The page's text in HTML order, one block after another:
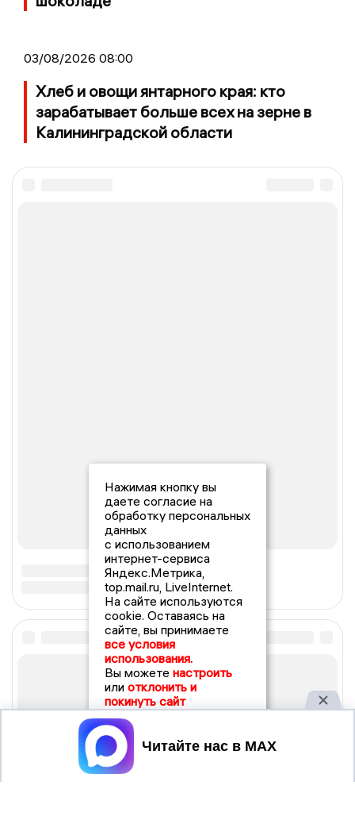
03/08/2026 08:00
Хлеб и овощи янтарного края: кто
зарабатывает больше всех на зерне в
Калининградской области
Нажимая кнопку вы
даете согласие на
обработку персональных
данных
с использованием
интернет-сервиса
Яндекс.Метрика,
top.mail.ru, LiveInternet.
На сайте используются
cookie. Оставаясь на
сайте, вы принимаете
все условия
использования.
Вы можете настроить
или отклонить и
покинуть сайт
Принять